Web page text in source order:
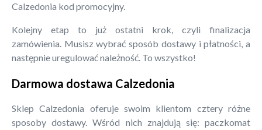
Calzedonia kod promocyjny.
Kolejny etap to już ostatni krok, czyli finalizacja
zamówienia. Musisz wybrać sposób dostawy i płatności, a
następnie uregulować należność. To wszystko!
Darmowa dostawa Calzedonia
Sklep Calzedonia oferuje swoim klientom cztery różne
sposoby dostawy. Wśród nich znajdują się: paczkomat